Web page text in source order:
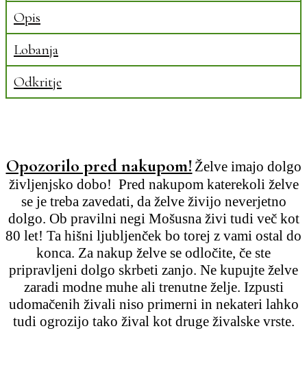
Opis
Lobanja
Odkritje
Opozorilo pred nakupom! Želve imajo dolgo
življenjsko dobo! Pred nakupom katerekoli želve
se je treba zavedati, da želve živijo neverjetno
dolgo. Ob pravilni negi Mošusna živi tudi več kot
80 let! Ta hišni ljubljenček bo torej z vami ostal do
konca. Za nakup želve se odločite, če ste
pripravljeni dolgo skrbeti zanjo. Ne kupujte želve
zaradi modne muhe ali trenutne želje. Izpusti
udomačenih živali niso primerni in nekateri lahko
tudi ogrozijo tako žival kot druge živalske vrste.